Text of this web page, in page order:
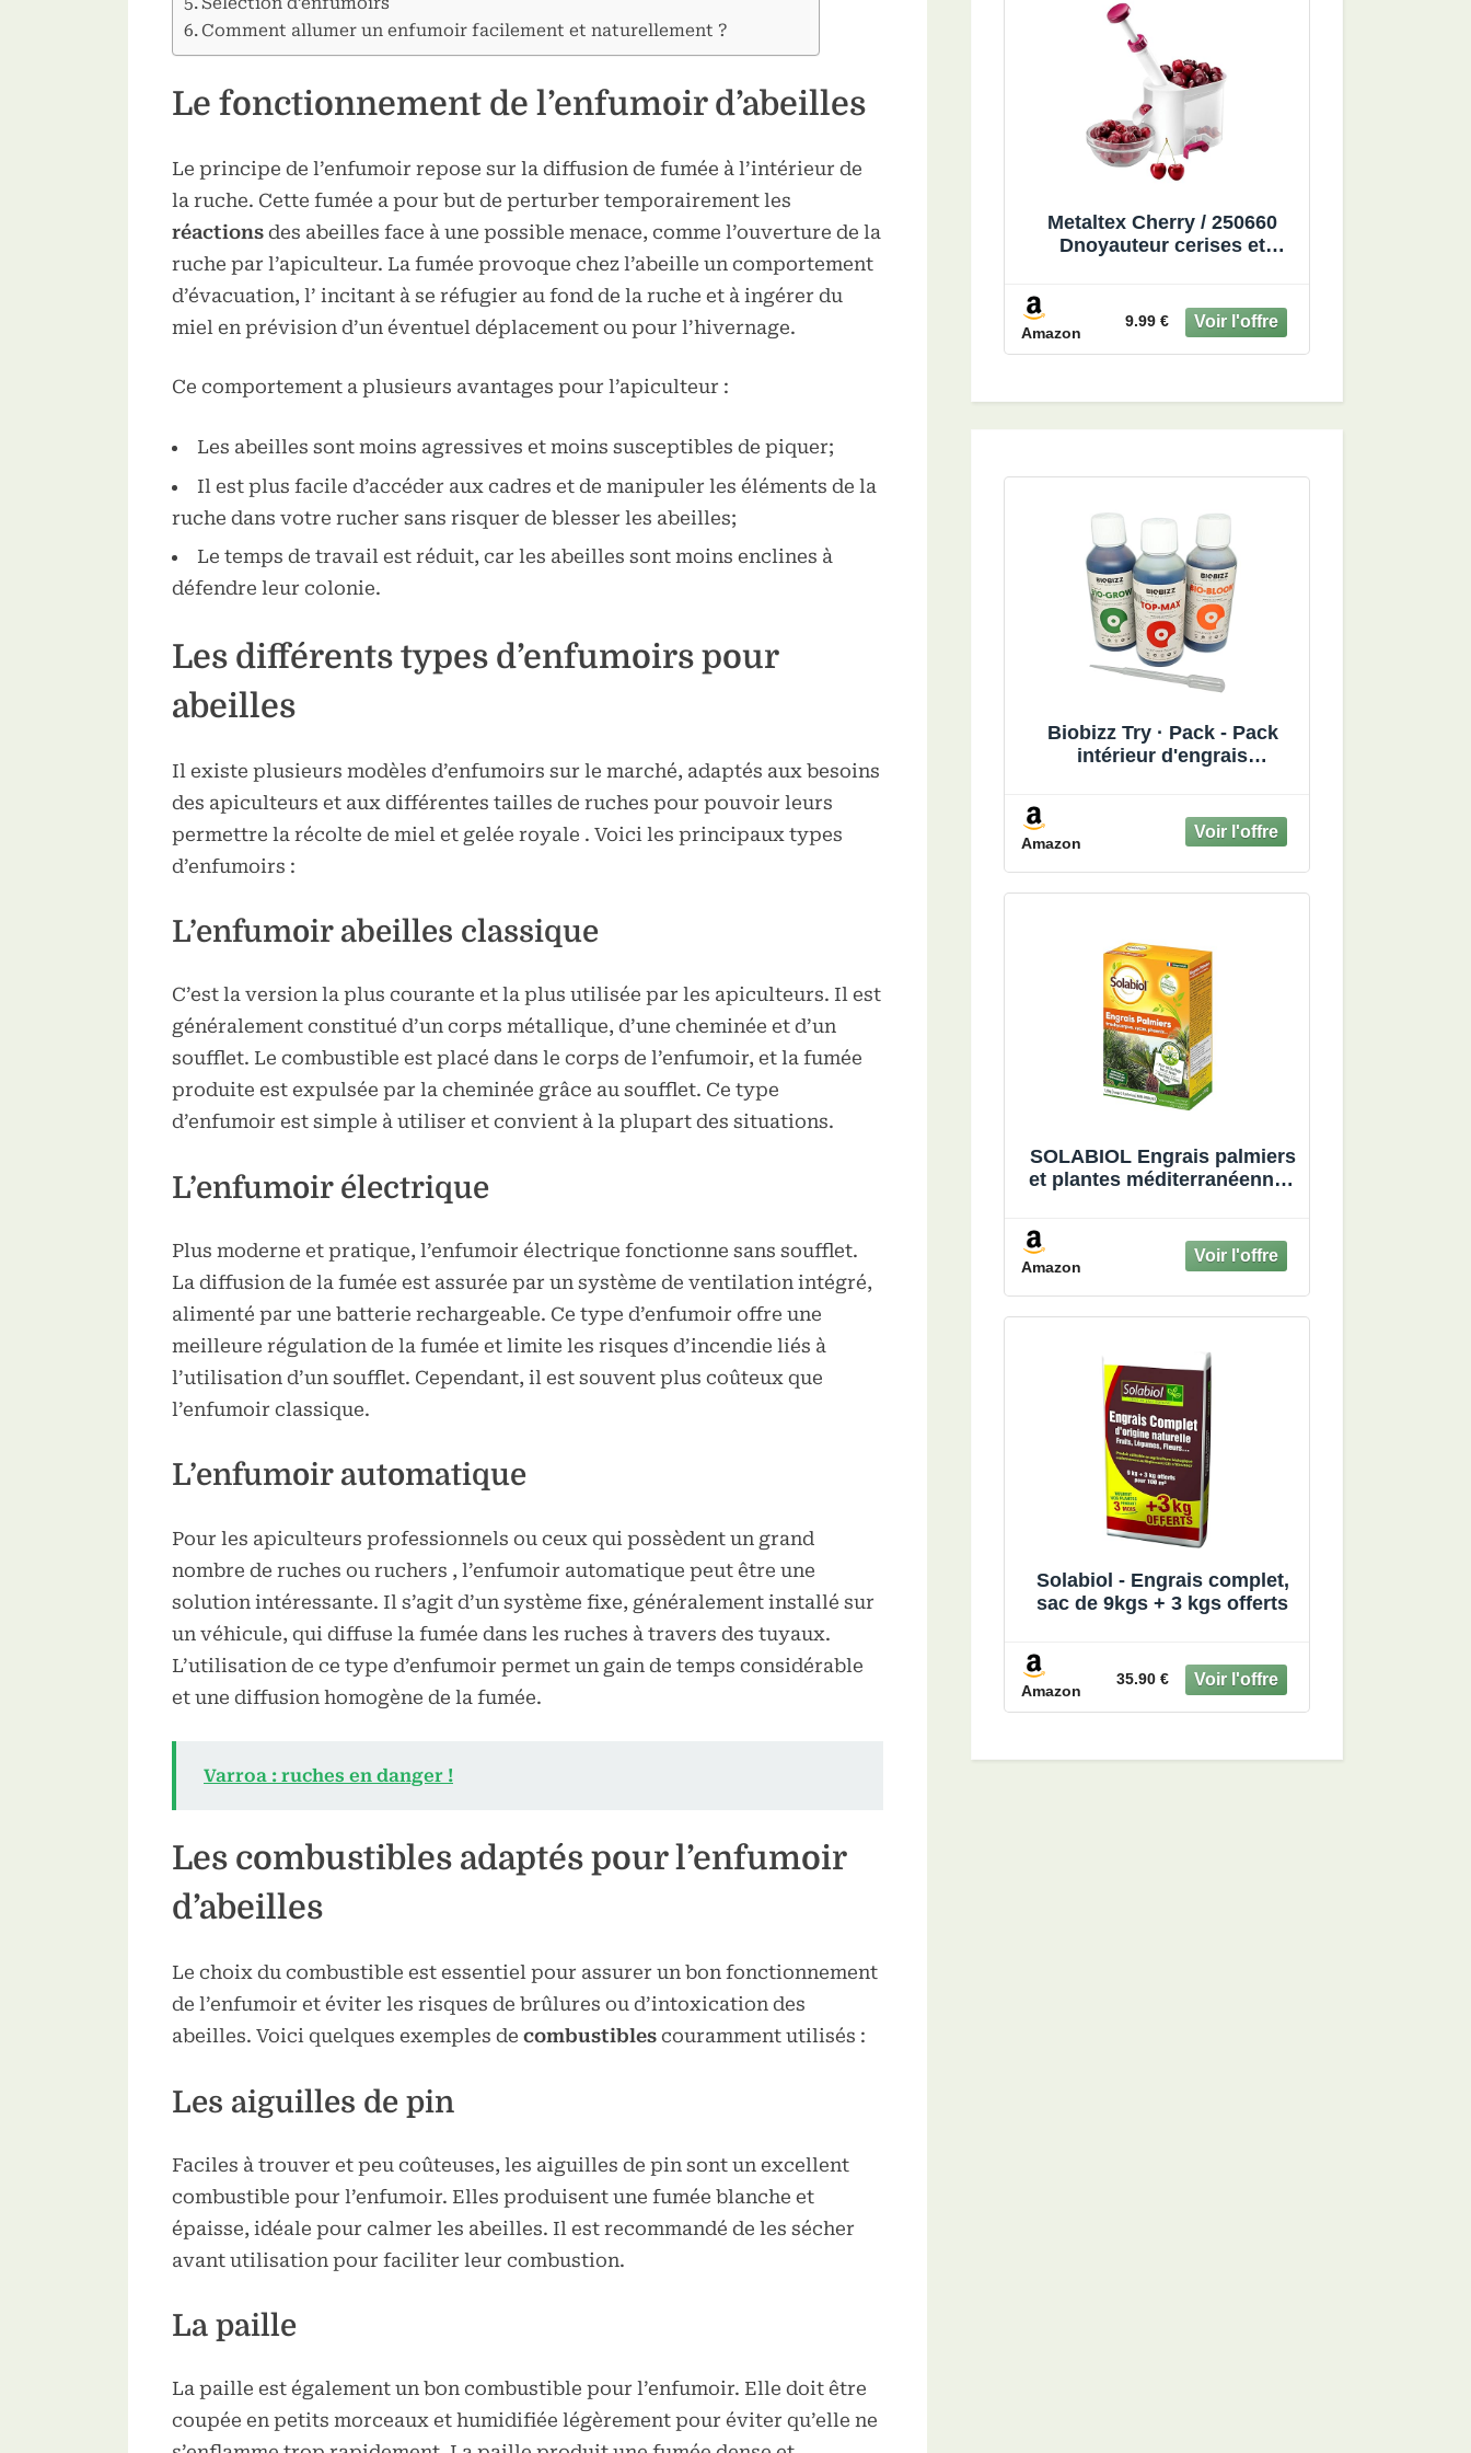
Comment allumer un enfumoir facilement et naturellement ?
Le fonctionnement de l’enfumoir d’abeilles
Le principe de l’enfumoir repose sur la diffusion de fumée à l’intérieur de
la ruche. Cette fumée a pour but de perturber temporairement les
réactions des abeilles face à une possible menace, comme l’ouverture de la
ruche par l’apiculteur. La fumée provoque chez l’abeille un comportement
d’évacuation, l’ incitant à se réfugier au fond de la ruche et à ingérer du
miel en prévision d’un éventuel déplacement ou pour l’hivernage.
Ce comportement a plusieurs avantages pour l’apiculteur :
Les abeilles sont moins agressives et moins susceptibles de piquer;
Il est plus facile d’accéder aux cadres et de manipuler les éléments de la
ruche dans votre rucher sans risquer de blesser les abeilles;
Le temps de travail est réduit, car les abeilles sont moins enclines à
défendre leur colonie.
Les différents types d’enfumoirs pour
abeilles
Il existe plusieurs modèles d’enfumoirs sur le marché, adaptés aux besoins
des apiculteurs et aux différentes tailles de ruches pour pouvoir leurs
permettre la récolte de miel et gelée royale . Voici les principaux types
d’enfumoirs :
L’enfumoir abeilles classique
C’est la version la plus courante et la plus utilisée par les apiculteurs. Il est
généralement constitué d’un corps métallique, d’une cheminée et d’un
soufflet. Le combustible est placé dans le corps de l’enfumoir, et la fumée
produite est expulsée par la cheminée grâce au soufflet. Ce type
d’enfumoir est simple à utiliser et convient à la plupart des situations.
L’enfumoir électrique
Plus moderne et pratique, l’enfumoir électrique fonctionne sans soufflet.
La diffusion de la fumée est assurée par un système de ventilation intégré,
alimenté par une batterie rechargeable. Ce type d’enfumoir offre une
meilleure régulation de la fumée et limite les risques d’incendie liés à
l’utilisation d’un soufflet. Cependant, il est souvent plus coûteux que
l’enfumoir classique.
L’enfumoir automatique
Pour les apiculteurs professionnels ou ceux qui possèdent un grand
nombre de ruches ou ruchers , l’enfumoir automatique peut être une
solution intéressante. Il s’agit d’un système fixe, généralement installé sur
un véhicule, qui diffuse la fumée dans les ruches à travers des tuyaux.
L’utilisation de ce type d’enfumoir permet un gain de temps considérable
et une diffusion homogène de la fumée.
Varroa : ruches en danger !
Les combustibles adaptés pour l’enfumoir
d’abeilles
Le choix du combustible est essentiel pour assurer un bon fonctionnement
de l’enfumoir et éviter les risques de brûlures ou d’intoxication des
abeilles. Voici quelques exemples de combustibles couramment utilisés :
Les aiguilles de pin
Faciles à trouver et peu coûteuses, les aiguilles de pin sont un excellent
combustible pour l’enfumoir. Elles produisent une fumée blanche et
épaisse, idéale pour calmer les abeilles. Il est recommandé de les sécher
avant utilisation pour faciliter leur combustion.
La paille
La paille est également un bon combustible pour l’enfumoir. Elle doit être
coupée en petits morceaux et humidifiée légèrement pour éviter qu’elle ne
Metaltex Cherry / 250660
Dnoyauteur cerises et
Amazon
9.99 €
Biobizz Try · Pack - Pack
intérieur d'engrais
Amazon
SOLABIOL Engrais palmiers
et plantes méditerranéennes
SOPALMY15
Amazon
Solabiol - Engrais complet,
sac de 9kgs + 3 kgs offerts
Amazon
35.90 €